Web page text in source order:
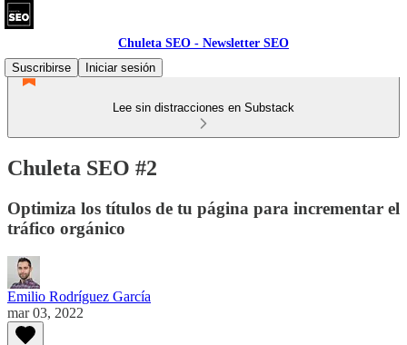
Chuleta SEO - Newsletter SEO
Suscribirse
Iniciar sesión
Lee sin distracciones en Substack
Chuleta SEO #2
Optimiza los títulos de tu página para incrementar el
tráfico orgánico
Emilio Rodríguez García
mar 03, 2022